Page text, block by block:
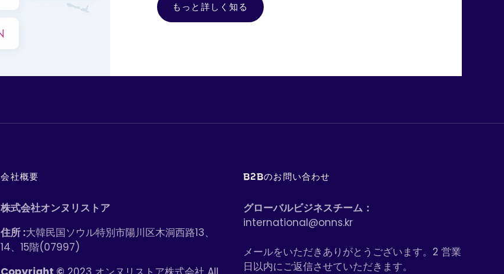
もっと詳しく知る
会社概要
株式会社オンヌリストア
住所 :大韓民国ソウル特別市陽川区木洞西路13、
14、15階(07997)
B2Bのお問い合わせ
グローバルビジネスチーム：
international@onns.kr
メールをいただきありがとうございます。2 営業
日以内にご返信させていただきます。